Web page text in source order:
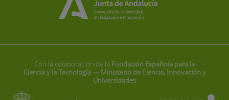
Con la colaboración de la Fundación Española para la
Ciencia y la Tecnología — Ministerio de Ciencia, Innovación y
Universidades